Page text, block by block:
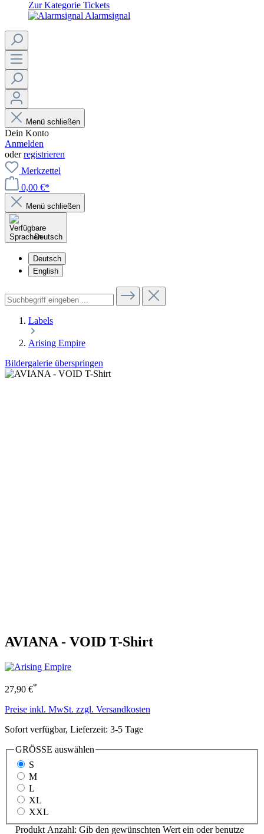
Zur Kategorie Tickets
Alarmsignal
Menü schließen
Dein Konto
Anmelden
oderregistrieren
Merkzettel
0,00 €*
Menü schließen
Deutsch
Deutsch
English
Labels
Arising Empire
Bildergalerie überspringen
AVIANA - VOID T-Shirt
27,90 €*
Preise inkl. MwSt. zzgl. Versandkosten
Sofort verfügbar, Lieferzeit: 3-5 Tage
GRÖSSE auswählen
S
M
L
XL
XXL
Produkt Anzahl: Gib den gewünschten Wert ein oder benutze